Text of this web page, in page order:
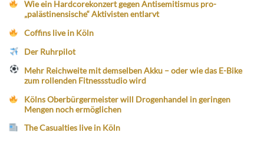
Wie ein Hardcorekonzert gegen Antisemitismus pro-
„palästinensische“ Aktivisten entlarvt
Coffins live in Köln
Der Ruhrpilot
Mehr Reichweite mit demselben Akku – oder wie das E-Bike
zum rollenden Fitnessstudio wird
Kölns Oberbürgermeister will Drogenhandel in geringen
Mengen noch ermöglichen
The Casualties live in Köln